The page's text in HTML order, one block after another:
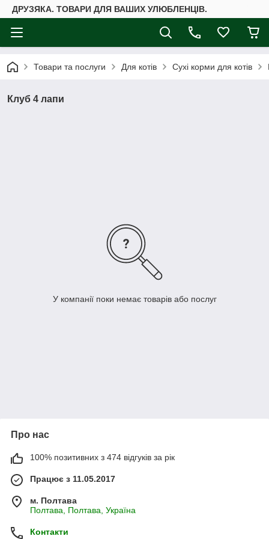
ДРУЗЯКА. ТОВАРИ ДЛЯ ВАШИХ УЛЮБЛЕНЦІВ.
Товари та послуги Для котів Сухі корми для котів
Клуб 4 лапи
У компанії поки немає товарів або послуг
Про нас
100% позитивних з 474 відгуків за рік
Працює з 11.05.2017
м. Полтава
Полтава, Полтава, Україна
Контакти